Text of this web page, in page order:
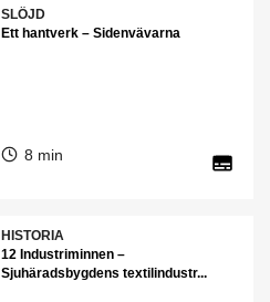
SLÖJD
Ett hantverk – Sidenvävarna
8 min
HISTORIA
12 Industriminnen –
Sjuhäradsbygdens textilindustr...